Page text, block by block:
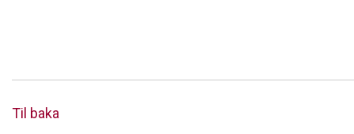
Til baka